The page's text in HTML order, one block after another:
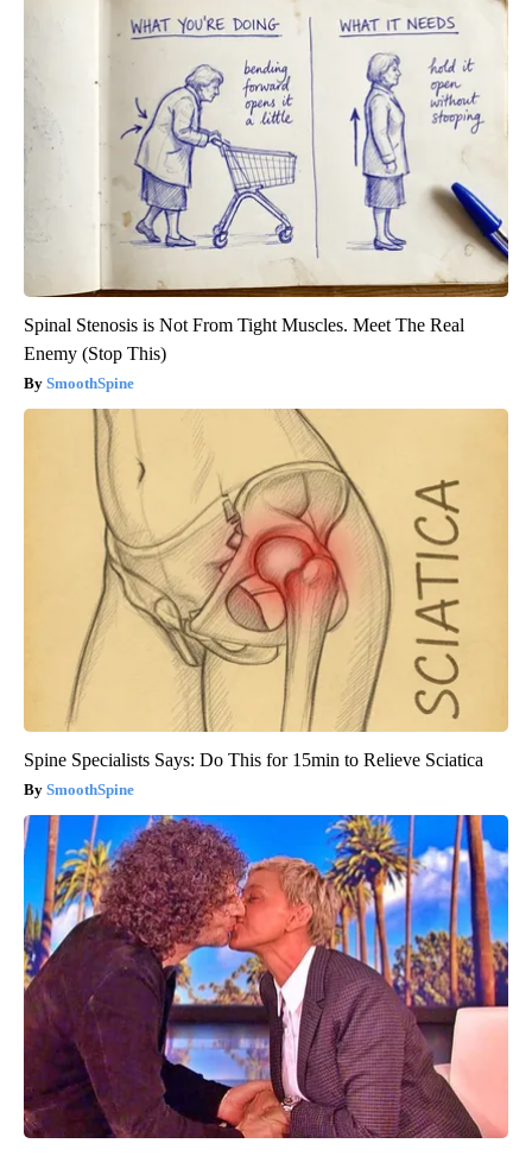
Spinal Stenosis is Not From Tight Muscles. Meet The Real
Enemy (Stop This)
SmoothSpine
Spine Specialists Says: Do This for 15min to Relieve Sciatica
SmoothSpine